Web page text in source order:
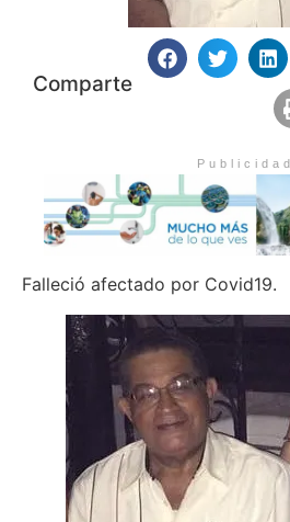
Comparte
Publicidad
Falleció afectado por Covid19.